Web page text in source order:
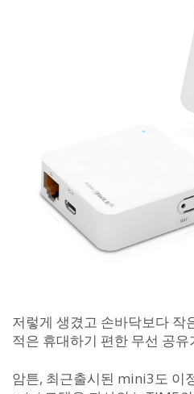
저렇게 생겼고 손바닥보다 작
적은 휴대하기 편한 무선 공유
암튼, 최근출시된 mini3도 이